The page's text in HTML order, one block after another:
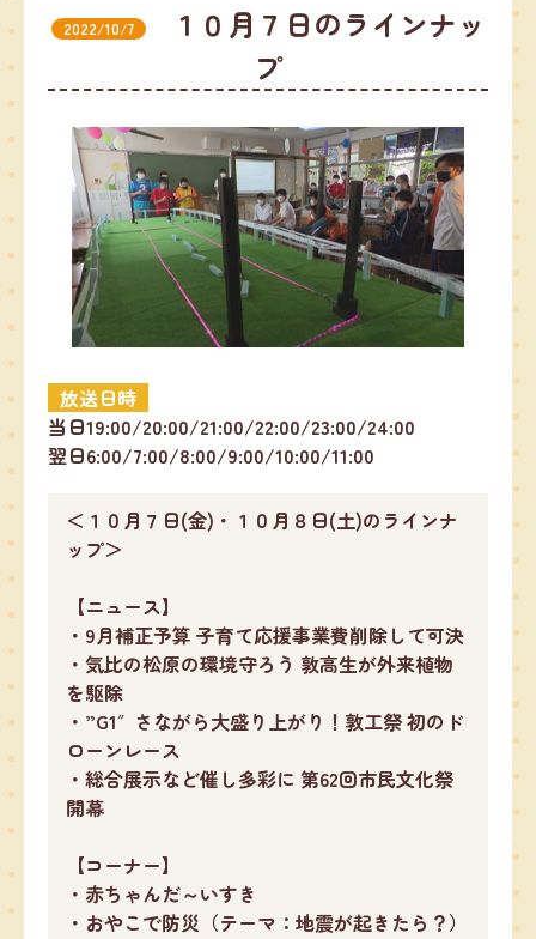
2022/10/7
１０月７日のラインナッ
プ
放送日時
当日19:00/20:00/21:00/22:00/23:00/24:00
翌日6:00/7:00/8:00/9:00/10:00/11:00
＜１０月７日(金)・１０月８日(土)のラインナ
ップ＞
【ニュース】
・9月補正予算 子育て応援事業費削除して可決
・気比の松原の環境守ろう 敦高生が外来植物
を駆除
・”G1″さながら大盛り上がり！敦工祭 初のド
ローンレース
・総合展示など催し多彩に 第62回市民文化祭
開幕
【コーナー】
・赤ちゃんだ～いすき
・おやこで防災（テーマ：地震が起きたら？）